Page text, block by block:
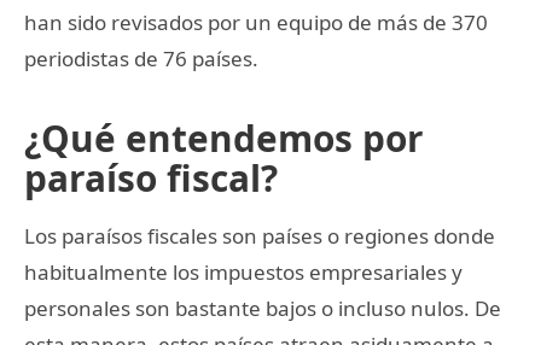
han sido revisados por un equipo de más de 370
periodistas de 76 países.
¿Qué entendemos por
paraíso fiscal?
Los paraísos fiscales son países o regiones donde
habitualmente los impuestos empresariales y
personales son bastante bajos o incluso nulos. De